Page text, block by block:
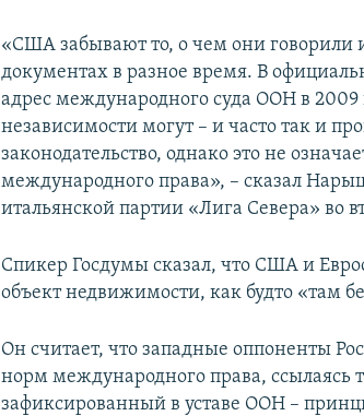
«США забывают то, о чем они говорили
документах в разное время. В
адрес международного суда ООН в 2009
независимости могут – и часто так и
законодательство, однако это не
международного права», – сказал
итальянской партии «Лига Севера» во
Спикер Госдумы сказал, что США и
объект недвижимости, как будто «там
Он считает, что западные оппоненты
норм международного права, ссылаясь
зафиксированный в уставе ООН –